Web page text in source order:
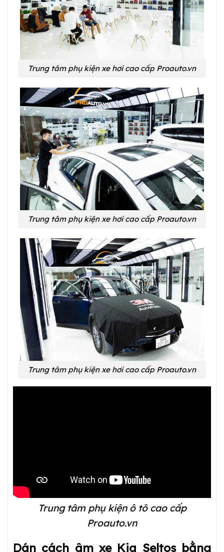
Trung tâm phụ kiện xe hơi cao cấp Proauto.vn
Trung tâm phụ kiện xe hơi cao cấp Proauto.vn
Trung tâm phụ kiện xe hơi cao cấp Proauto.vn
Trung tâm phụ kiện ô tô cao cấp
Proauto.vn
Dán cách âm xe Kia Seltos bằng